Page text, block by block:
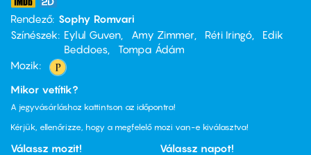
Rendező Sophy Romvari
Színészek
Eylul Guven Amy Zimmer Réti Iringó
Edik
Beddoes
Tompa Ádám
Mozik:
Mikor vetítik?
A jegyvásárláshoz kattintson az időpontra!
Kérjük, ellenőrizze, hogy a megfelelő mozi van-e kiválasztva!
Válassz mozit! Válassz napot!